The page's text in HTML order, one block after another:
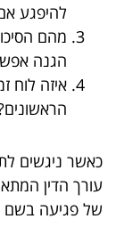
להיפגע
מהם
הגנה
איזה לוח
כאשר ניגשים
עורך הדין
של פגיעה בשם